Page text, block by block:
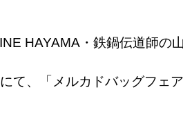
HAYAMA・鉄鍋伝道師の山
て、「メルカドバッグフェ